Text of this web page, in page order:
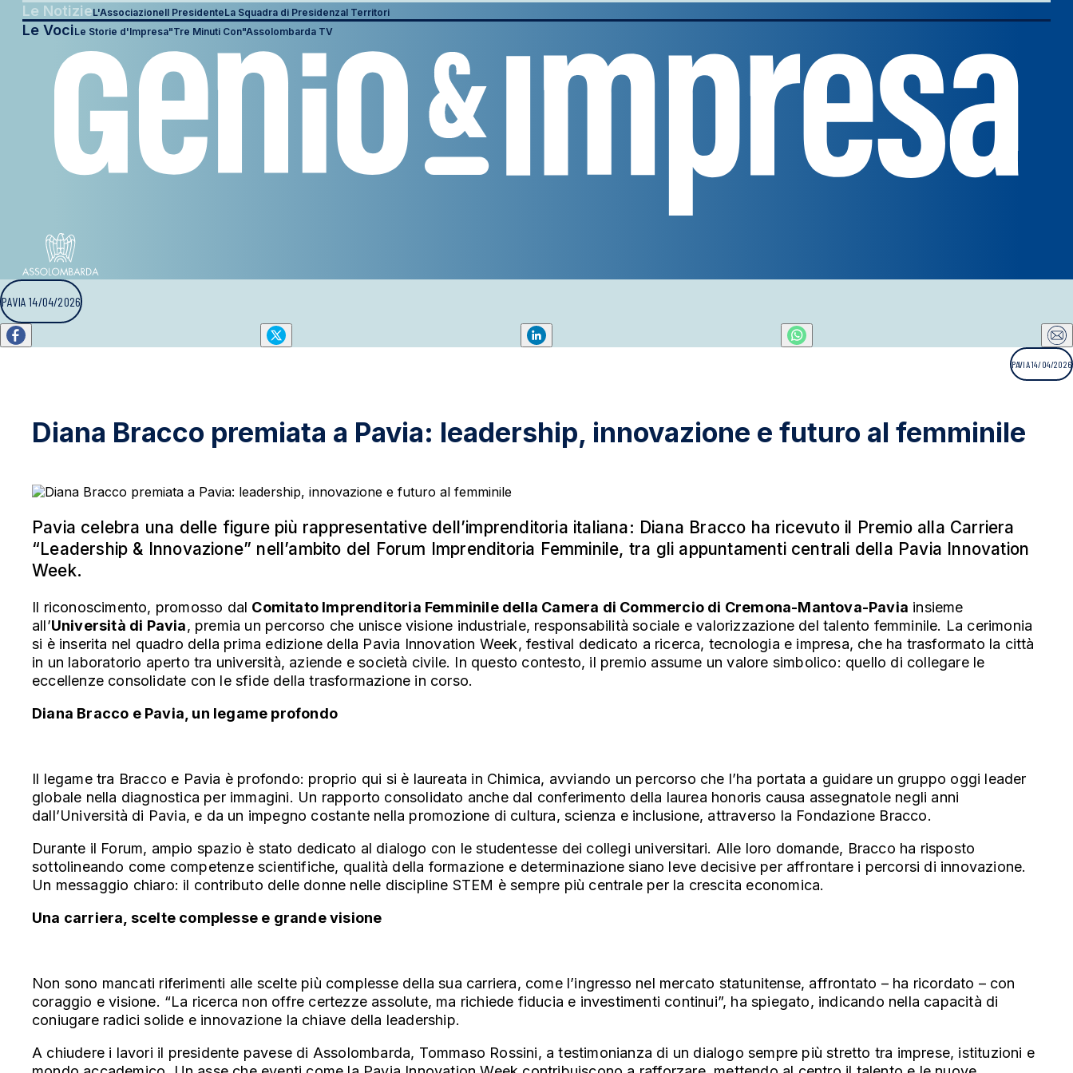
Le NotizieL'AssociazioneIl PresidenteLa Squadra di PresidenzaI Territori
Le VociLe Storie d'Impresa"Tre Minuti Con"Assolombarda TV
PAVIA 14/04/2026
PAVIA 14/04/2026
Diana Bracco premiata a Pavia: leadership, innovazione e futuro al femminile
Pavia celebra una delle figure più rappresentative dell’imprenditoria italiana: Diana Bracco ha ricevuto il Premio alla Carriera
“Leadership & Innovazione” nell’ambito del Forum Imprenditoria Femminile, tra gli appuntamenti centrali della Pavia Innovation
Week.
Il riconoscimento, promosso dal Comitato Imprenditoria Femminile della Camera di Commercio di Cremona-Mantova-Pavia insieme
all’Università di Pavia, premia un percorso che unisce visione industriale, responsabilità sociale e valorizzazione del talento femminile. La cerimonia
si è inserita nel quadro della prima edizione della Pavia Innovation Week, festival dedicato a ricerca, tecnologia e impresa, che ha trasformato la città
in un laboratorio aperto tra università, aziende e società civile. In questo contesto, il premio assume un valore simbolico: quello di collegare le
eccellenze consolidate con le sfide della trasformazione in corso.
Diana Bracco e Pavia, un legame profondo
Il legame tra Bracco e Pavia è profondo: proprio qui si è laureata in Chimica, avviando un percorso che l’ha portata a guidare un gruppo oggi leader
globale nella diagnostica per immagini. Un rapporto consolidato anche dal conferimento della laurea honoris causa assegnatole negli anni
dall’Università di Pavia, e da un impegno costante nella promozione di cultura, scienza e inclusione, attraverso la Fondazione Bracco.
Durante il Forum, ampio spazio è stato dedicato al dialogo con le studentesse dei collegi universitari. Alle loro domande, Bracco ha risposto
sottolineando come competenze scientifiche, qualità della formazione e determinazione siano leve decisive per affrontare i percorsi di innovazione.
Un messaggio chiaro: il contributo delle donne nelle discipline STEM è sempre più centrale per la crescita economica.
Una carriera, scelte complesse e grande visione
Non sono mancati riferimenti alle scelte più complesse della sua carriera, come l’ingresso nel mercato statunitense, affrontato – ha ricordato – con
coraggio e visione. “La ricerca non offre certezze assolute, ma richiede fiducia e investimenti continui”, ha spiegato, indicando nella capacità di
coniugare radici solide e innovazione la chiave della leadership.
A chiudere i lavori il presidente pavese di Assolombarda, Tommaso Rossini, a testimonianza di un dialogo sempre più stretto tra imprese, istituzioni e